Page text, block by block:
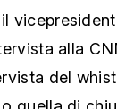
alla
del